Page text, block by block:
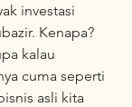
investasi
Kenapa?
kalau
cuma seperti
asli kita